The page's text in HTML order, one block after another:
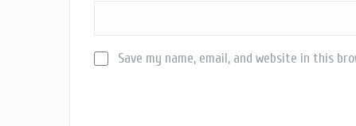
Save my name, email, and website in this